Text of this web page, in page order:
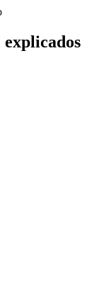
explicados